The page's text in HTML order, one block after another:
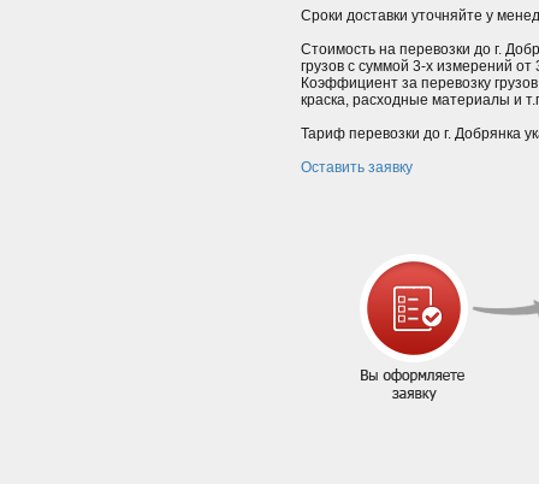
Сроки доставки уточняйте у
Стоимость на перевозки до г.
грузов с суммой 3-х измерений
Коэффициент за перевозку
краска, расходные материалы и
Тариф перевозки до г. Добрянка
Оставить заявку